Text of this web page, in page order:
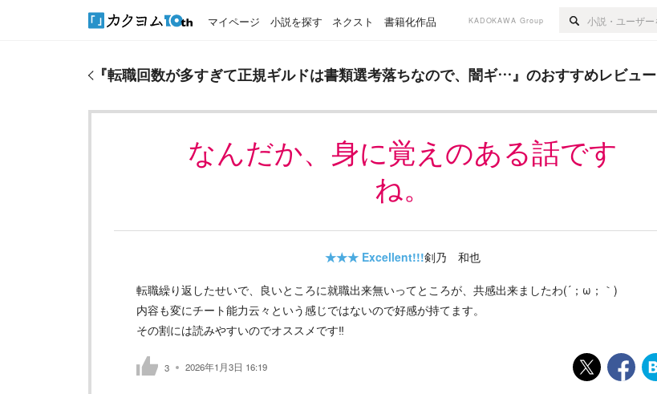
マイページ 小説を探す ネクスト 書籍化作品 KADOKAWA Group
『転職回数が多すぎて正規ギルドは書類選考落ちなので、闇ギ…』のおすすめレビュー
なんだか、身に覚えのある話です
ね。
★★★ Excellent!!!剣乃 和也
転職繰り返したせいで、良いところに就職出来無いってところが、共感出来ましたわ(⁠´⁠；⁠ω⁠；⁠｀⁠)
内容も変にチート能力云々という感じではないので好感が持てます。
その割には読みやすいのでオススメです‼️
3 2026年1月3日 16:19